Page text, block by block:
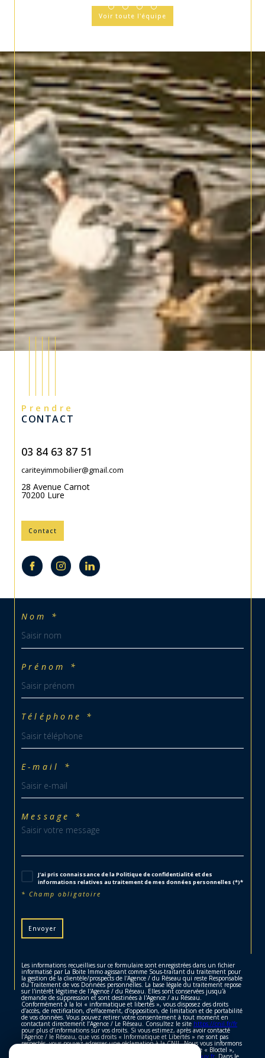
Voir toute l'équipe
Nom *
Prénom *
Téléphone *
E-mail *
Message *
J'ai pris connaissance de la Politique de confidentialité et des
informations relatives au traitement de mes données personnelles (*)*
* Champ obligatoire
Envoyer
Les informations recueillies sur ce formulaire sont enregistrées dans un fichier
informatisé par La Boite Immo agissant comme Sous-traitant du traitement pour
la gestion de la clientèle/prospects de l'Agence / du Réseau qui reste Responsable
du Traitement de vos Données personnelles. La base légale du traitement repose
sur l'intérêt légitime de l'Agence / du Réseau. Elles sont conservées jusqu'à
demande de suppression et sont destinées à l'Agence / au Réseau.
Conformément à la loi « informatique et libertés », vous disposez des droits
d’accès, de rectification, d’effacement, d’opposition, de limitation et de portabilité
de vos données. Vous pouvez retirer votre consentement à tout moment en
contactant directement l’Agence / Le Réseau. Consultez le site https://cnil.fr/fr
pour plus d’informations sur vos droits. Si vous estimez, après avoir contacté
l'Agence / le Réseau, que vos droits « Informatique et Libertés » ne sont pas
respectés, vous pouvez adresser une réclamation à la CNIL. Nous vous informons
de l’existence de la liste d'opposition au démarchage téléphonique « Bloctel »,
https://www.bloctel.gouv.fr . Dans le
Prendre
CONTACT
03 84 63 87 51
cariteyimmobilier@gmail.com
28 Avenue Carnot
70200 Lure
Contact